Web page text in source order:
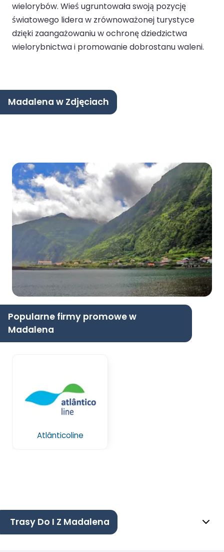
wielorybów. Wieś ugruntowała swoją pozycję
światowego lidera w zrównoważonej turystyce
dzięki zaangażowaniu w ochronę dziedzictwa
wielorybnictwa i promowanie dobrostanu waleni.
Madalena w Zdjęciach
Popularne firmy promowe w
Madalena
Atlânticoline
Trasy Do I Z Madalena